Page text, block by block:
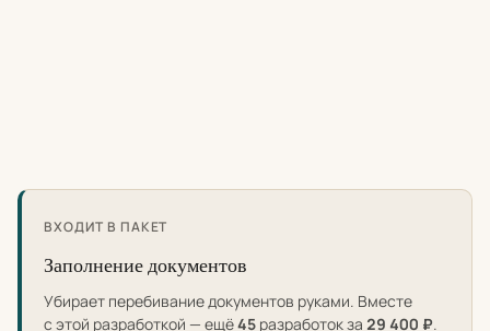
ВХОДИТ В ПАКЕТ
Заполнение документов
Убирает перебивание документов руками. Вместе
с этой разработкой — ещё45 разработок за 29 400 ₽.